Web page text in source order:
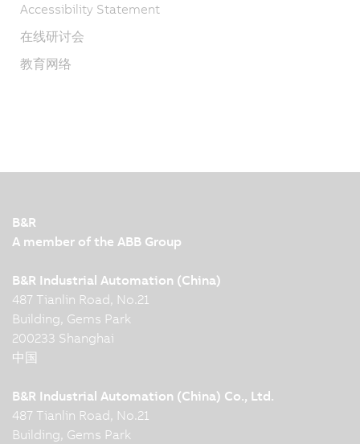
Accessibility Statement
在线研讨会
教育网络
B&R
A member of the ABB Group
B&R Industrial Automation (China)
487 Tianlin Road, No.21
Building, Gems Park
200233 Shanghai
中国
B&R Industrial Automation (China) Co., Ltd.
487 Tianlin Road, No.21
Building, Gems Park